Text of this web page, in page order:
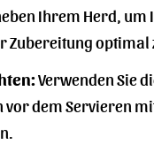
Ihrem Herd, um
Zubereitung optimal
Verwenden Sie
vor dem Servieren